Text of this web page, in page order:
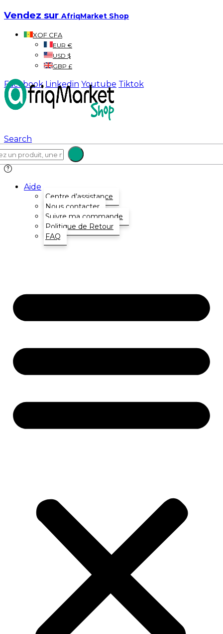
Vendez sur AfriqMarket Shop
XOF CFA
EUR €
USD $
GBP £
Facebook Linkedin Youtube Tiktok
Search
Aide
Centre d’assistance
Nous contacter
Suivre ma commande
Politique de Retour
FAQ